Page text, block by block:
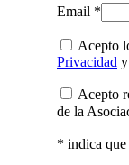
Email *
Acepto
Privacidad y
Acepto
de la
* indica